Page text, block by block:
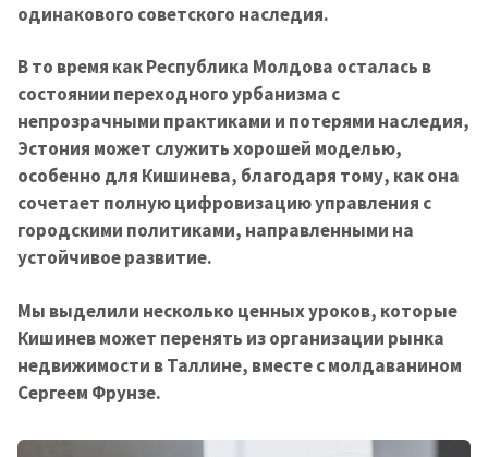
одинакового советского наследия.
В то время как Республика Молдова осталась в
состоянии переходного урбанизма с
непрозрачными практиками и потерями наследия,
Эстония может служить хорошей моделью,
особенно для Кишинева, благодаря тому, как она
сочетает полную цифровизацию управления с
городскими политиками, направленными на
устойчивое развитие.
Мы выделили несколько ценных уроков, которые
Кишинев может перенять из организации рынка
недвижимости в Таллине, вместе с молдаванином
Сергеем Фрунзе.